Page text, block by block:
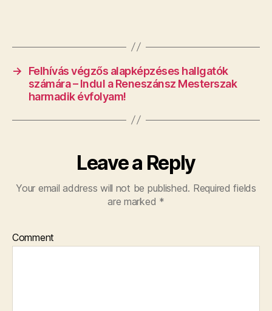
→
Felhívás végzős alapképzéses hallgatók
számára – Indul a Reneszánsz Mesterszak
harmadik évfolyam!
Leave a Reply
Your email address will not be published. Required fields
are marked *
Comment